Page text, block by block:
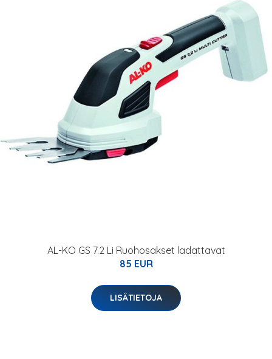
AL-KO GS 7.2 Li Ruohosakset ladattavat
85 EUR
LISÄTIETOJA